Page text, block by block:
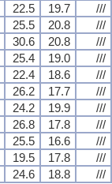
22.5 19.7
///
25.5 20.8
///
30.6 20.8
///
25.4 19.0
///
22.4 18.6
///
26.2 17.7
///
24.2 19.9
///
26.8 17.8
///
25.5 16.6
///
19.5 17.8
///
24.6 18.8 ///